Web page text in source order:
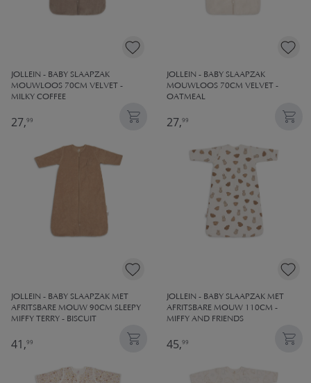
JOLLEIN - BABY SLAAPZAK
MOUWLOOS 70CM VELVET -
MILKY COFFEE
27,99
JOLLEIN - BABY SLAAPZAK
MOUWLOOS 70CM VELVET -
OATMEAL
27,99
JOLLEIN - BABY SLAAPZAK MET
AFRITSBARE MOUW 90CM SLEEPY
MIFFY TERRY - BISCUIT
41,99
JOLLEIN - BABY SLAAPZAK MET
AFRITSBARE MOUW 110CM -
MIFFY AND FRIENDS
45,99